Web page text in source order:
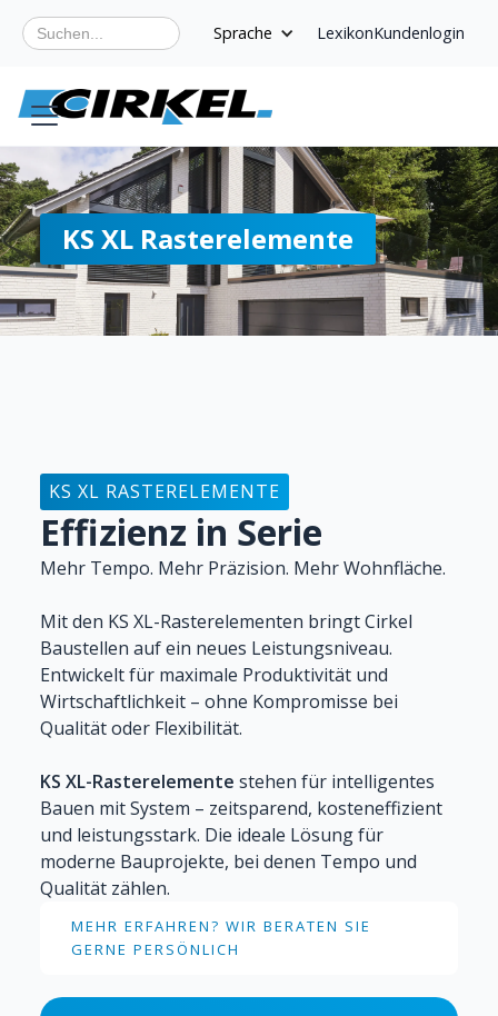
Sprache LexikonKundenlogin
KS XL Rasterelemente
KS XL RASTERELEMENTE
Effizienz in Serie
Mehr Tempo. Mehr Präzision. Mehr Wohnfläche.
Mit den KS XL-Rasterelementen bringt Cirkel
Baustellen auf ein neues Leistungsniveau.
Entwickelt für maximale Produktivität und
Wirtschaftlichkeit – ohne Kompromisse bei
Qualität oder Flexibilität.
KS XL-Rasterelemente stehen für intelligentes
Bauen mit System – zeitsparend, kosteneffizient
und leistungsstark. Die ideale Lösung für
moderne Bauprojekte, bei denen Tempo und
Qualität zählen.
MEHR ERFAHREN? WIR BERATEN SIE
GERNE PERSÖNLICH